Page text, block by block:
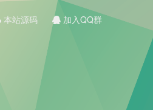
本站源码 加入QQ群